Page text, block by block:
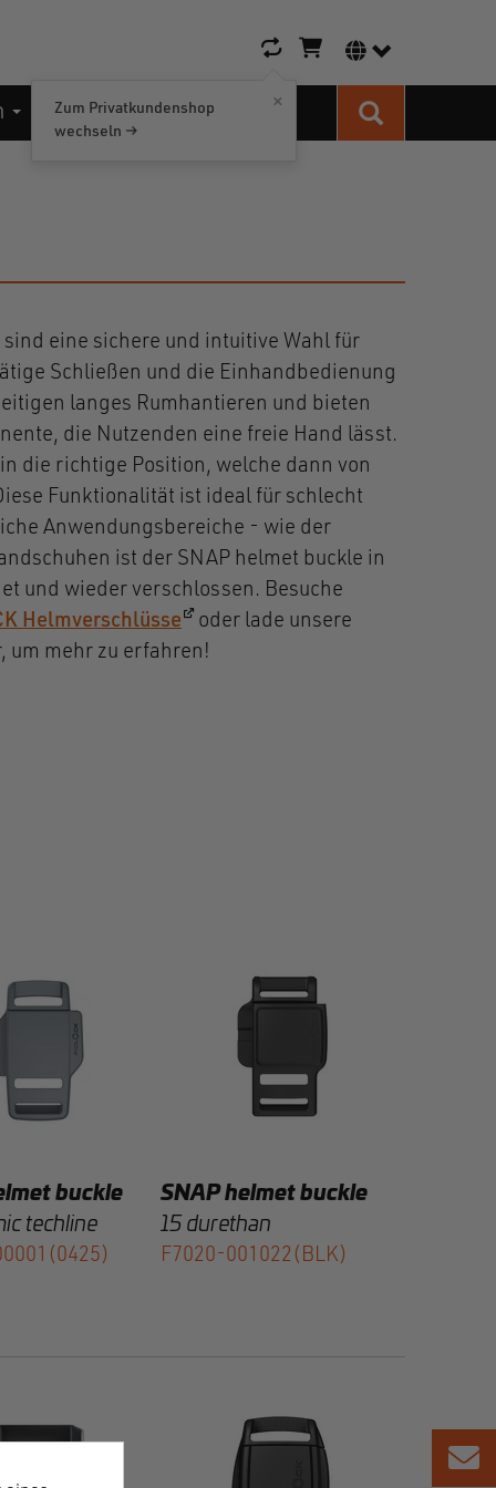
×
Zum Privatkundenshop
wechseln →
Warenkorb-Icon
Kontakt Suche
sind eine sichere und intuitive Wahl für
Schließen und die Einhandbedienung
langes Rumhantieren und bieten
die Nutzenden eine freie Hand lässt.
die richtige Position, welche dann von
Funktionalität ist ideal für schlecht
Anwendungsbereiche - wie der
ist der SNAP helmet buckle in
und wieder verschlossen. Besuche
Helmverschlüsse(öffnet in einem neuen Fenster)
oder lade unsere
neuen Fenster)
um mehr zu erfahren!
buckle
techline
SNAP helmet buckle
15 durethan
F7020-001022(BLK)